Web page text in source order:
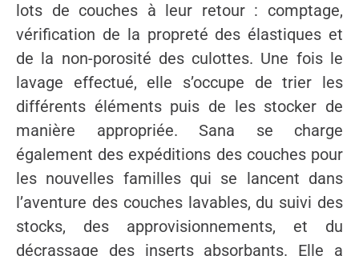
lots de couches à leur retour : comptage,
vérification de la propreté des élastiques et
de la non-porosité des culottes. Une fois le
lavage effectué, elle s’occupe de trier les
différents éléments puis de les stocker de
manière appropriée. Sana se charge
également des expéditions des couches pour
les nouvelles familles qui se lancent dans
l’aventure des couches lavables, du suivi des
stocks, des approvisionnements, et du
décrassage des inserts absorbants. Elle a